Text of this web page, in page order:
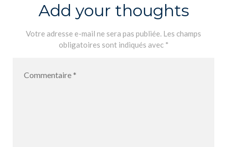
Add your thoughts
Votre adresse e-mail ne sera pas publiée. Les champs
obligatoires sont indiqués avec *